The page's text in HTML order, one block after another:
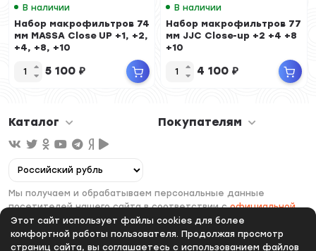
Этот сайт использует файлы cookies для более
комфортной работы пользователя. Продолжая просмотр
страниц сайта, вы соглашаетесь с использованием файлов
В наличии
Набор макрофильтров 74
мм MASSA Close UP +1, +2,
+4, +8, +10
5 100 ₽
В наличии
Набор макрофильтров 77
мм JJC Close-up +2 +4 +8
+10
4 100 ₽
Каталог Покупателям
Мы получаем и обрабатываем персональные данные
посетителей нашего сайта в соответствии софициальной
политикой. Если вы не даете согласия на обработку своих
персональных данных, вам необходимо покинуть наш сайт.